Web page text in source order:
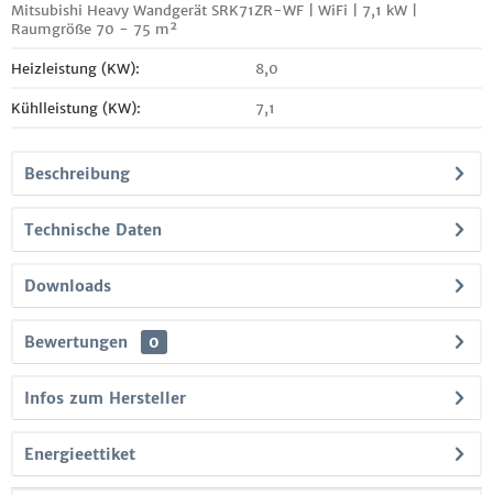
Mitsubishi Heavy Wandgerät SRK71ZR-WF | WiFi | 7,1 kW |
Raumgröße 70 - 75 m²
Heizleistung (KW): 8,0
Kühlleistung (KW): 7,1
Beschreibung
Technische Daten
Downloads
Bewertungen 0
Infos zum Hersteller
Energieettiket